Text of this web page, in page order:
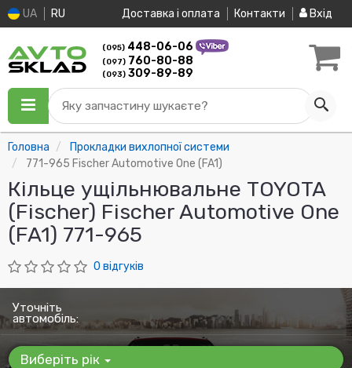
UA RU Доставка і оплата Контакти Вхід
(095) 448-06-06
(097) 760-80-88
(093) 309-89-89
Яку запчастину шукаєте?
Головна
Прокладки вихлопної системи
771-965 Fischer Automotive One (FA1)
Кільце ущільнювальне TOYOTA
(Fischer) Fischer Automotive One
(FA1) 771-965
0 відгуків
Уточніть
автомобіль:
Виберіть рік